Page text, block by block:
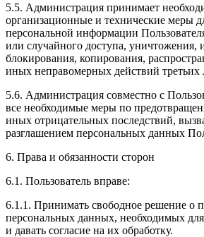
5.5. Администрация принимает
организационные и технические меры
персональной информации
или случайного доступа, уничтожения,
блокирования, копирования,
иных неправомерных действий третьих
5.6. Администрация совместно с
все необходимые меры по
иных отрицательных последствий,
разглашением персональных данных
6. Права и обязанности сторон
6.1. Пользователь вправе:
6.1.1. Принимать свободное решение о
персональных данных, необходимых для
и давать согласие на их обработку.